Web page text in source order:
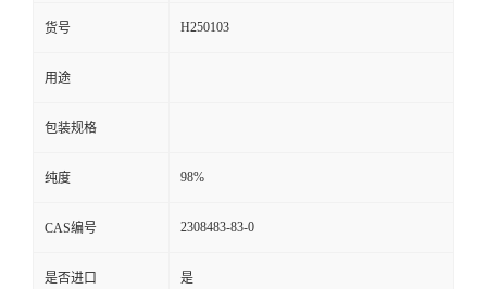
货号 H250103
用途
包装规格
纯度 98%
CAS编号 2308483-83-0
是否进口 是